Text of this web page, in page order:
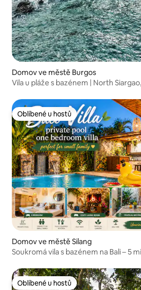
Domov ve městě Burgos
Vila u pláže s bazénem | North
Oblíbené u hostů
Oblíbené u hostů
Domov ve městě Silang
Soukromá vila s bazénem na Bali – 5
Oblíbené u hostů
Oblíbené u hostů